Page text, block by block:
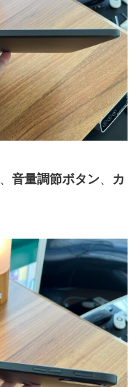
、 音量調節ボタン、 カ